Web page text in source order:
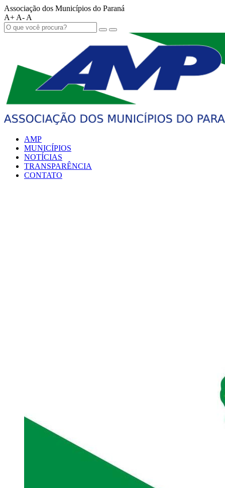
Associação dos Municípios do Paraná
A+ A- A
AMP
MUNICÍPIOS
NOTÍCIAS
TRANSPARÊNCIA
CONTATO